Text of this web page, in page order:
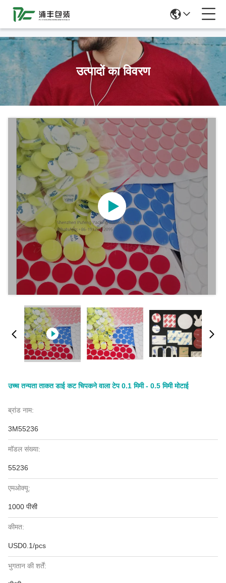
उत्पादों का विवरण
उच्च तन्यता ताकत डाई कट चिपकने वाला टेप 0.1 मिमी - 0.5 मिमी मोटाई
ब्रांड नाम:
3M55236
मॉडल संख्या:
55236
एमओक्यू:
1000 पीसी
कीमत:
USD0.1/pcs
भुगतान की शर्तें: